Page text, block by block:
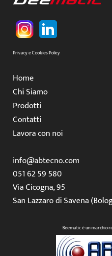
Privacy e Cookies Policy
Home
Chi Siamo
Prodotti
Contatti
Lavora con noi
info@abtecno.com
051 62 59 580
Via Cicogna, 95
San Lazzaro di Savena
Beematic è un marchio